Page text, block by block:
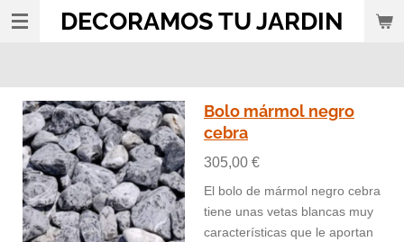
Ir
DECORAMOS TU JARDIN
Bolo mármol negro
cebra
305,00 €
El bolo de mármol negro cebra
tiene unas vetas blancas muy
características que le aportan